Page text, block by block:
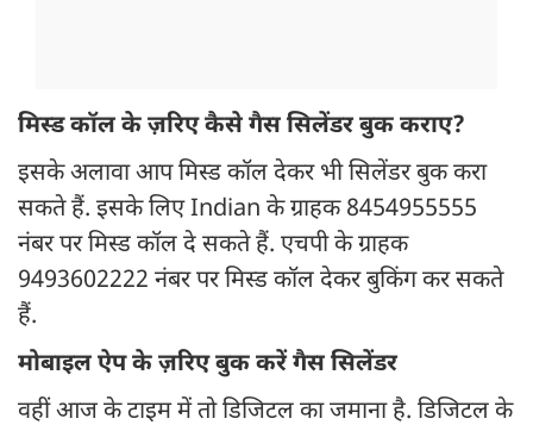
मिस्ड कॉल के ज़रिए कैसे गैस सिलेंडर बुक कराए?
इसके अलावा आप मिस्ड कॉल देकर भी सिलेंडर बुक करा
सकते हैं. इसके लिए Indian के ग्राहक 8454955555
नंबर पर मिस्ड कॉल दे सकते हैं. एचपी के ग्राहक
9493602222 नंबर पर मिस्ड कॉल देकर बुकिंग कर सकते
हैं.
मोबाइल ऐप के ज़रिए बुक करें गैस सिलेंडर
वहीं आज के टाइम में तो डिजिटल का जमाना है. डिजिटल के